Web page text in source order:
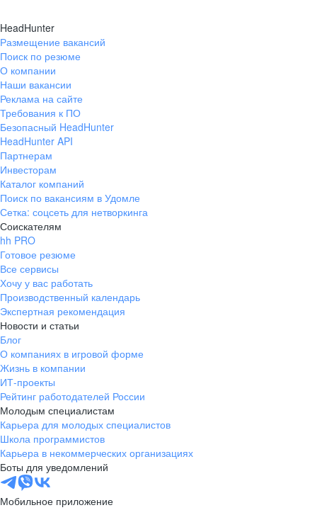
HeadHunter
Размещение вакансий
Поиск по резюме
О компании
Наши вакансии
Реклама на сайте
Требования к ПО
Безопасный HeadHunter
HeadHunter API
Партнерам
Инвесторам
Каталог компаний
Поиск по вакансиям в Удомле
Сетка: соцсеть для нетворкинга
Соискателям
hh PRO
Готовое резюме
Все сервисы
Хочу у вас работать
Производственный календарь
Экспертная рекомендация
Новости и статьи
Блог
О компаниях в игровой форме
Жизнь в компании
ИТ-проекты
Рейтинг работодателей России
Молодым специалистам
Карьера для молодых специалистов
Школа программистов
Карьера в некоммерческих организациях
Боты для уведомлений
Мобильное приложение